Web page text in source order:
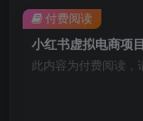
此内容为付费阅读，
付费阅读